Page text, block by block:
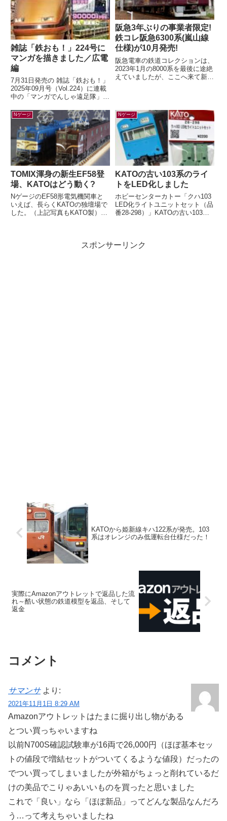
雑誌「鉄おも！」224号に
マンガを描きました／広電
編
7月31日発売の 雑誌「鉄おも！」
2025年09月号（Vol.224）に連載
中の「マンガでんしゃ遠足隊」最
の路面電車で いくぜ！広...
阪急3年ぶりの事業者限定!
鉄コレ阪急6300系(嵐山線
仕様)が10月発売!
阪急電車の鉄道コレクションは、
2023年1月の8000系を最後に途絶
えていましたが、ここへ来て新製
Nゲージ
TOMIX渾身の新生EF58登
場、KATOはどう動く?
NゲージのEF58形電気機関車と
いえば、長らくKATOの独壇場で
した。（上記写真もKATO製）す
Nゲージ
KATOの古い103系のライ
トをLED化しました
ホビーセンターカトー「クハ103
LED化ライトユニットセット（品
番28-298）」KATOの古い103系
スポンサーリンク
KATOから姫新線キハ122系が発売。103
系はオレンジのみ低運転台仕様だった！
実際にAmazonアウトレットで返品した流
れ～酷い状態の鉄道模型を返品、そして
返金
コメント
サマンサ より:
2021年11月1日 8:29 AM
Amazonアウトレットはたまに掘り出し物がある
とつい買っちゃいますね
以前N700S確認試験車が16両で26,000円（ほぼ基本セッ
トの値段で増結セットがついてくるような値段）だったの
でつい買ってしまいましたが外箱がちょっと削れているだ
けの美品でこりゃあいいものを買ったと思いました
これで「良い」なら「ほぼ新品」ってどんな製品なんだろ
う…って考えちゃいましたね